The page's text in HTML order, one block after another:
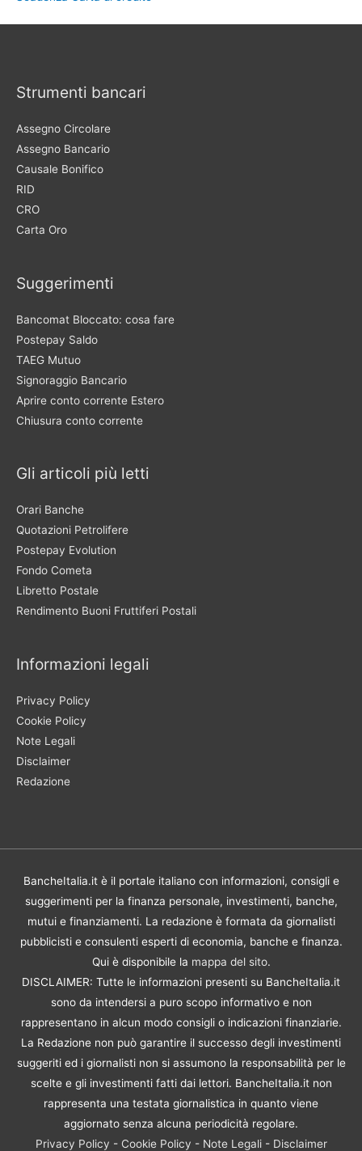
Strumenti bancari
Assegno Circolare
Assegno Bancario
Causale Bonifico
RID
CRO
Carta Oro
Suggerimenti
Bancomat Bloccato: cosa fare
Postepay Saldo
TAEG Mutuo
Signoraggio Bancario
Aprire conto corrente Estero
Chiusura conto corrente
Gli articoli più letti
Orari Banche
Quotazioni Petrolifere
Postepay Evolution
Fondo Cometa
Libretto Postale
Rendimento Buoni Fruttiferi Postali
Informazioni legali
Privacy Policy
Cookie Policy
Note Legali
Disclaimer
Redazione
BancheItalia.it è il portale italiano con informazioni, consigli e
suggerimenti per la finanza personale, investimenti, banche,
mutui e finanziamenti. La redazione è formata da giornalisti
pubblicisti e consulenti esperti di economia, banche e finanza.
Qui è disponibile la mappa del sito.
DISCLAIMER: Tutte le informazioni presenti su BancheItalia.it
sono da intendersi a puro scopo informativo e non
rappresentano in alcun modo consigli o indicazioni finanziarie.
La Redazione non può garantire il successo degli investimenti
suggeriti ed i giornalisti non si assumono la responsabilità per le
scelte e gli investimenti fatti dai lettori. BancheItalia.it non
rappresenta una testata giornalistica in quanto viene
aggiornato senza alcuna periodicità regolare.
Privacy Policy - Cookie Policy - Note Legali- Disclaimer